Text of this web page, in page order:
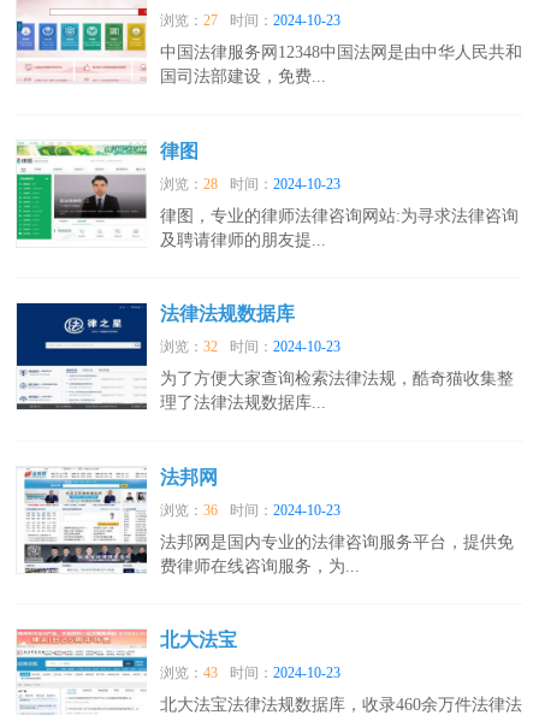
浏览：27 时间：2024-10-23
中国法律服务网12348中国法网是由中华人民共和
国司法部建设，免费...
律图
浏览：28 时间：2024-10-23
律图，专业的律师法律咨询网站:为寻求法律咨询
及聘请律师的朋友提...
法律法规数据库
浏览：32 时间：2024-10-23
为了方便大家查询检索法律法规，酷奇猫收集整
理了法律法规数据库...
法邦网
浏览：36 时间：2024-10-23
法邦网是国内专业的法律咨询服务平台，提供免
费律师在线咨询服务，为...
北大法宝
浏览：43 时间：2024-10-23
北大法宝法律法规数据库，收录460余万件法律法